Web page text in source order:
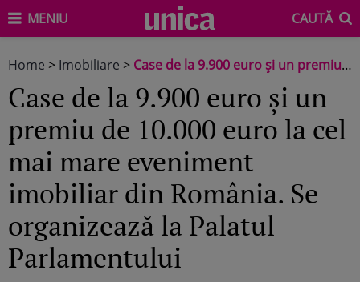
MENIU CAUTĂ
Home > Imobiliare > Case de la 9.900 euro și un premiu de 10.000 euro la cel mai mare eveniment imobiliar din România. Se organizează la Palatul Parlamentului
Case de la 9.900 euro și un
premiu de 10.000 euro la cel
mai mare eveniment
imobiliar din România. Se
organizează la Palatul
Parlamentului